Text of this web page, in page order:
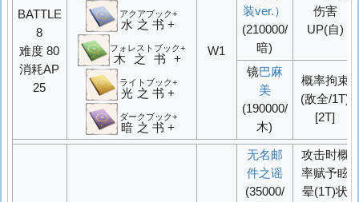
BATTLE
8
难度 80
消耗AP
25
水之书+
アクアブック+
木之书+
フォレストブック+
光之书+
ライトブック+
暗之书+
ダークブック+
W1
装ver.）
(210000/
暗)
伤害
UP(自)
镜巴麻
美
(190000/
木)
概率拘束
(敌全/1T)
[2T]
无名邮
件之谣
(35000/
攻击时概
率赋予眩
晕(1T)状